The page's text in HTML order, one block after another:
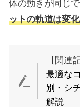
体の動きが同じで
ットの軌道は変
【関連
最適な
別・シ
解説